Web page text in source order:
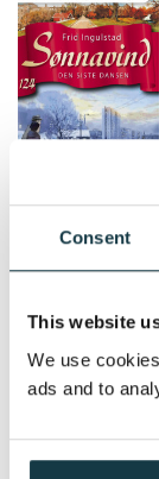
Consent
This website
We use
ads and to
Serie:
Serienummer:
Ved Akerselva
Verdens Gang.
høre mer fra henne.
Medmenneske
Bokmål